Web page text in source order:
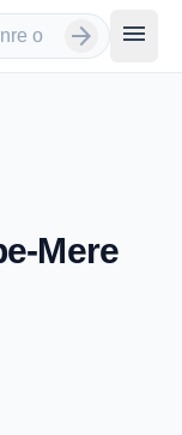
arrow_forward menu
Mere